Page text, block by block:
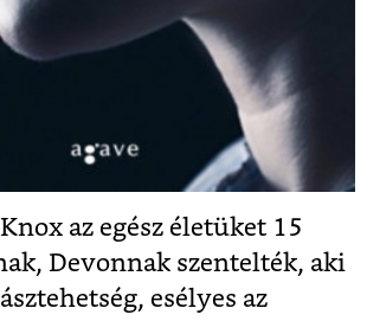
az egész életüket 15
Devonnak szentelték, aki
esélyes az